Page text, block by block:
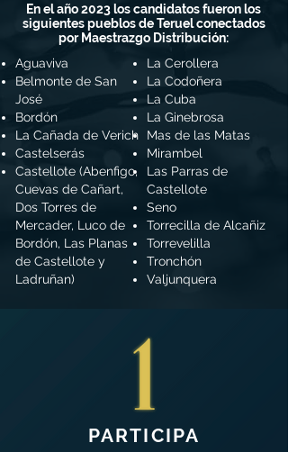
En el año 2023 los candidatos fueron los
siguientes pueblos de Teruel conectados
por Maestrazgo Distribución:
Aguaviva
Belmonte de San
José
Bordón
La Cañada de Verich
Castelserás
Castellote (Abenfigo,
Cuevas de Cañart,
Dos Torres de
Mercader, Luco de
Bordón, Las Planas
de Castellote y
Ladruñan)
La Cerollera
La Codoñera
La Cuba
La Ginebrosa
Mas de las Matas
Mirambel
Las Parras de
Castellote
Seno
Torrecilla de Alcañiz
Torrevelilla
Tronchón
Valjunquera
PARTICIPA